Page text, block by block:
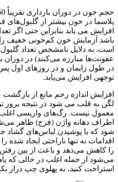
پلاسما در خون بیشتر از
افزایش می یابد بنابراین حتی اگر
باشد آزمایش خون کم‌خونی خفیف
است. به دلایل نامشخص تعداد
عفونت‌ها مبارزه می‌کنند) در دوران
در طول زایمان و در روزهای اول پس
توجهی افزایش می‌یابد.
افزایش اندازه رحم مانع از بازگشت
لگن به قلب می شود در نتیجه بروز
معمول نیست. رگ‌های واریسی اغلب
اطراف دهانه واژن (فرج) ظاهر
شود كه با پوشيدن لباس‌های گشاد
اقدامات نه تنها ناراحتی ایجاد شده
را کاهش می‌دهد و باعث از بین
می‌شود از جمله اغلب در حالی که
استراحت کنید، به پهلوی چپ دراز